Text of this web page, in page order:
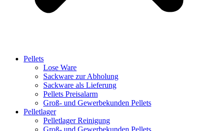
Pellets
Lose Ware
Sackware zur Abholung
Sackware als Lieferung
Pellets Preisalarm
Groß- und Gewerbekunden Pellets
Pelletlager
Pelletlager Reinigung